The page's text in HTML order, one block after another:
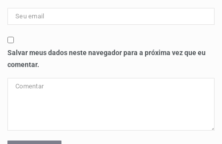
Salvar meus dados neste navegador para a próxima vez que eu
comentar.